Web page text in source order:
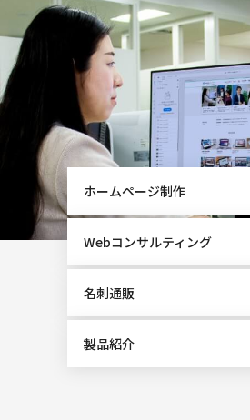
ホームページ制作
Webコンサルティング
名刺通販
製品紹介